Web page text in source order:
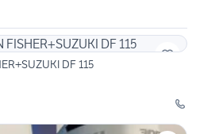
DF 115